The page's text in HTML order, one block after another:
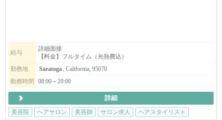
スパルーム：月＄1300
☆Dublin
ヘアブース：月$900
スパルーム：月＄900
【サロンについて】
カリフォルニアで10年以上地元のお客様に愛されているJapanese h
給与
詳細面接
【料金】フルタイム（光熱費込）
勤務地
Saratoga, California, 95070
勤務時間
08:00～20:00
詳細
美容院
ヘアサロン 美容師 サロン求人 ヘアスタイリスト